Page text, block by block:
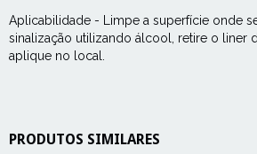
Aplicabilidade - Limpe a superfície onde
sinalização utilizando álcool, retire o liner
aplique no local.
PRODUTOS SIMILARES